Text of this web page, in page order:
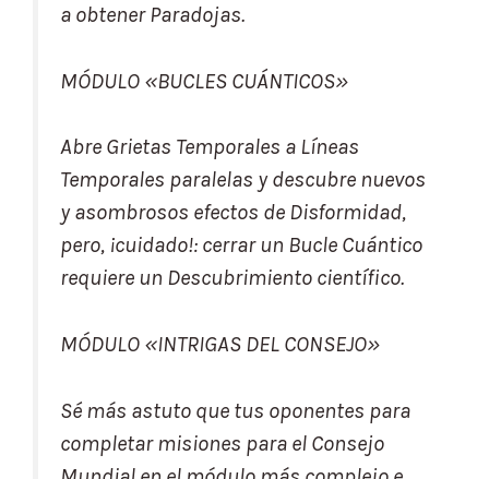
a obtener Paradojas.
MÓDULO «BUCLES CUÁNTICOS»
Abre Grietas Temporales a Líneas
Temporales paralelas y descubre nuevos
y asombrosos efectos de Disformidad,
pero, ¡cuidado!: cerrar un Bucle Cuántico
requiere un Descubrimiento científico.
MÓDULO «INTRIGAS DEL CONSEJO»
Sé más astuto que tus oponentes para
completar misiones para el Consejo